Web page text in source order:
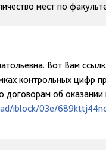
мест по
Вот Вам
контрольных цифр
договорам об
iblock/03e/